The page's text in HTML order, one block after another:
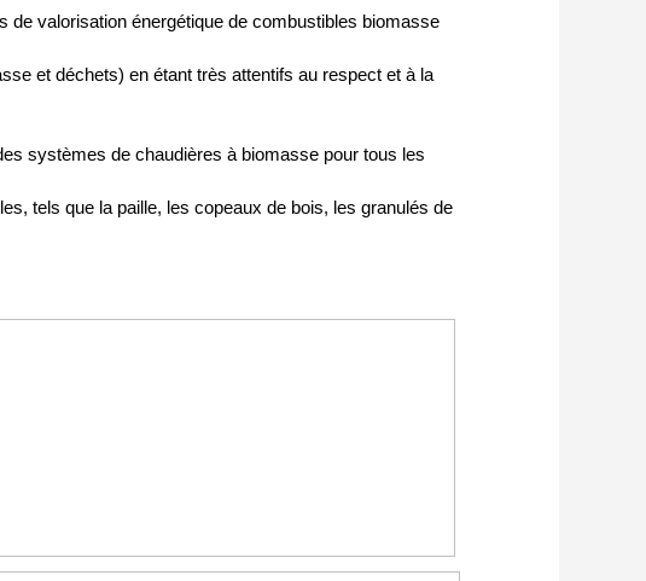
de valorisation énergétique de combustibles biomasse
et déchets) en étant très attentifs au respect et à la
systèmes de chaudières à biomasse pour tous les
tels que la paille, les copeaux de bois, les granulés de